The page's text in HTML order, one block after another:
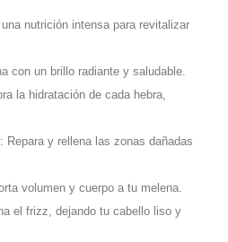
nutrición intensa para revitalizar
con un brillo radiante y saludable.
la hidratación de cada hebra,
: Repara y rellena las zonas dañadas
volumen y cuerpo a tu melena.
el frizz, dejando tu cabello liso y